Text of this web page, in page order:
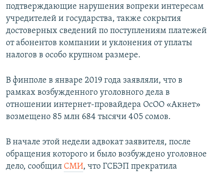
подтверждающие нарушения вопреки интересам
учредителей и государства, также сокрытия
достоверных сведений по поступлениям платежей
от абонентов компании и уклонения от уплаты
налогов в особо крупном размере.
В финполе в январе 2019 года заявляли, что в
рамках возбужденного уголовного дела в
отношении интернет-провайдера ОсОО «Акнет»
возмещено 85 млн 684 тысячи 405 сомов.
В начале этой недели адвокат заявителя, после
обращения которого и было возбуждено уголовное
дело, сообщил СМИ, что ГСБЭП прекратила